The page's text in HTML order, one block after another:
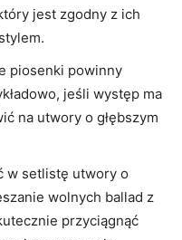
jest zgodny z ich
piosenki powinny
jeśli występ ma
na utwory o głębszym
w setlistę utwory o
wolnych ballad z
przyciągnąć